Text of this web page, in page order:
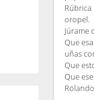
oropel.
Júrame
Que
uñas
Que
Que